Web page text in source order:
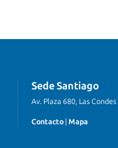
Sede Santiago
Av. Plaza 680, Las Condes
Contacto Mapa